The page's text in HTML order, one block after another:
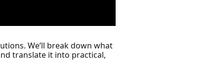
We’ll break down what
translate it into practical,